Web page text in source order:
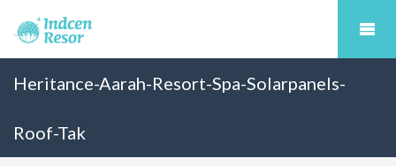
Heritance-Aarah-Resort-Spa-Solarpanels-
Roof-Tak